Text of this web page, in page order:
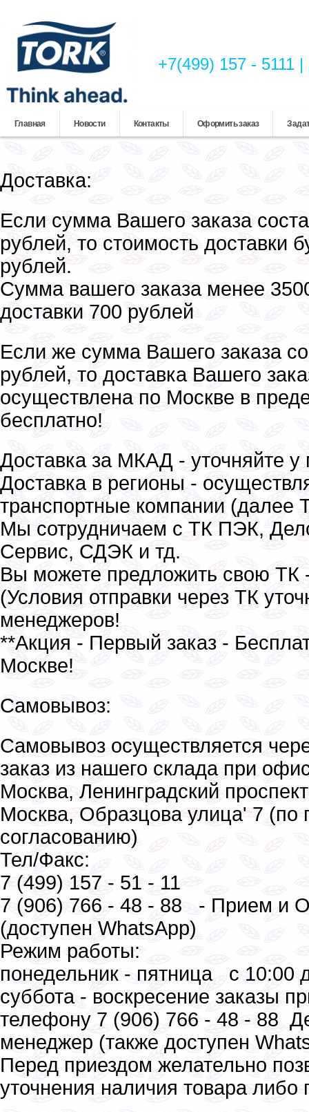
+7(499) 157 -
Главная Новости Контакты Оформить заказ
Доставка:
Если сумма Вашего заказа
рублей, то стоимость доставки
рублей.
Сумма вашего заказа менее
доставки 700 рублей
Если же сумма Вашего заказа
рублей, то доставка Вашего
осуществлена по Москве в
бесплатно!
Доставка за МКАД - уточняйте
Доставка в регионы -
транспортные компании (далее
Мы сотрудничаем с ТК ПЭК,
Сервис, СДЭК и тд.
Вы можете предложить свою ТК
(Условия отправки через ТК
менеджеров!
**Акция - Первый заказ -
Москве!
Самовывоз:
Самовывоз осуществляется
заказ из нашего склада при
Москва, Ленинградский
Москва, Образцова улица' 7 (по
согласованию)
Тел/Факс:
7 (499) 157 - 51 - 11
7 (906) 766 - 48 - 88 - Прием и
(доступен WhatsApp)
Режим работы:
понедельник - пятница с 10:00
суббота - воскресение заказы
телефону 7 (906) 766 - 48 - 88
менеджер (также доступен
Перед приездом желательно
уточнения наличия товара либо